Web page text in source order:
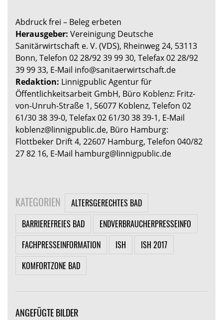
Abdruck frei – Beleg erbeten
Herausgeber: Vereinigung Deutsche
Sanitärwirtschaft e. V. (VDS), Rheinweg 24, 53113
Bonn, Telefon 02 28/92 39 99 30, Telefax 02 28/92
39 99 33, E-Mail info@sanitaerwirtschaft.de
Redaktion: Linnigpublic Agentur für
Öffentlichkeitsarbeit GmbH, Büro Koblenz: Fritz-
von-Unruh-Straße 1, 56077 Koblenz, Telefon 02
61/30 38 39-0, Telefax 02 61/30 38 39-1, E-Mail
koblenz@linnigpublic.de, Büro Hamburg:
Flottbeker Drift 4, 22607 Hamburg, Telefon 040/82
27 82 16, E-Mail hamburg@linnigpublic.de
KATEGORIEN
ALTERSGERECHTES BAD
BARRIEREFREIES BAD
ENDVERBRAUCHERPRESSEINFO
FACHPRESSEINFORMATION
ISH
ISH 2017
KOMFORTZONE BAD
ANGEFÜGTE BILDER